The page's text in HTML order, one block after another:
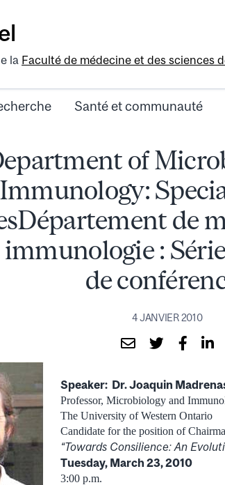
la Faculté de médecine et des sciences
Santé et communauté
of
Immunology:
de
immunologie :
de
4 JANVIER 2010
Speaker: Dr. Joaquin
Professor, Microbiology and
The University of Western Ontario
Candidate for the position of
“Towards Consilience: An
Tuesday, March 23, 2010
3:00 p.m.